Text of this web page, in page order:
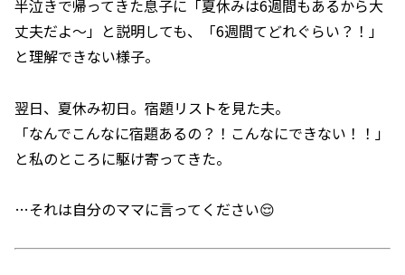
半泣きで帰ってきた息子に「夏休みは6週間もあるから大
丈夫だよ〜」と説明しても、「6週間てどれぐらい？！」
と理解できない様子。
翌日、夏休み初日。宿題リストを見た夫。
「なんでこんなに宿題あるの？！こんなにできない！！」
と私のところに駆け寄ってきた。
…それは自分のママに言ってください😌